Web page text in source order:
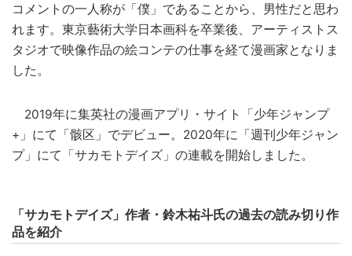
コメントの一人称が「僕」であることから、男性だと思わ
れます。東京藝術大学日本画科を卒業後、アーティストス
タジオで映像作品の絵コンテの仕事を経て漫画家となりま
した。
2019年に集英社の漫画アプリ・サイト「少年ジャンプ
+」にて「骸区」でデビュー。2020年に「週刊少年ジャン
プ」にて「サカモトデイズ」の連載を開始しました。
「サカモトデイズ」作者・鈴木祐斗氏の過去の読み切り作
品を紹介